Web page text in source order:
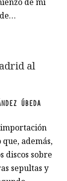
al
ÚBEDA
además,
discos sobre
sepultas y